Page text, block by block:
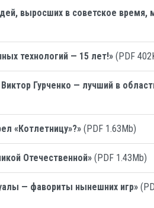
выросших в советское время,
технологий — 15 лет!» (PDF
Гурченко — лучший в
«Котлетницу»?» (PDF 1.63Mb)
Отечественной» (PDF 1.43Mb)
— фавориты нынешних игр»